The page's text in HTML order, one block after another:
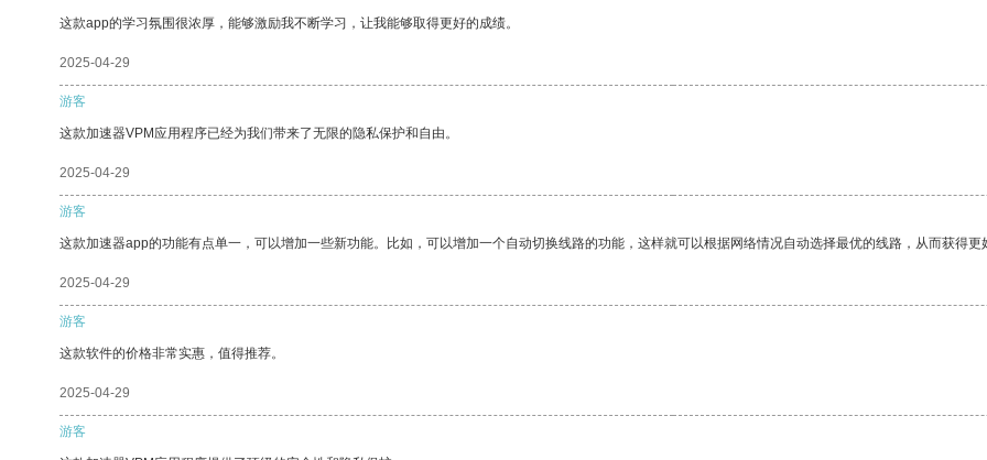
这款app的学习氛围很浓厚，能够激励我不断学习，让我能够取得更好的成绩。
2025-04-29
游客
这款加速器VPM应用程序已经为我们带来了无限的隐私保护和自由。
2025-04-29
游客
这款加速器app的功能有点单一，可以增加一些新功能。比如，可以增加一个自动切换线路的功能，这样就可以根据网络情况自动选择最优的线路，从而获得更
2025-04-29
游客
这款软件的价格非常实惠，值得推荐。
2025-04-29
游客